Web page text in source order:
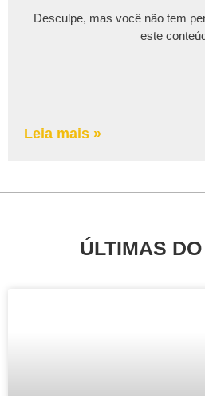
Desculpe, mas você não tem
este
Leia mais »
ÚLTIMAS